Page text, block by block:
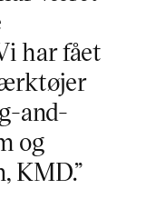
har fået
and-
og
KMD.”